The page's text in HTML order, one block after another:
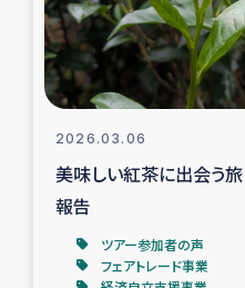
フェア
緊急
2026.03.06
美味しい紅茶に出会う
報告
ツアー参加者の声
フェアトレード事業